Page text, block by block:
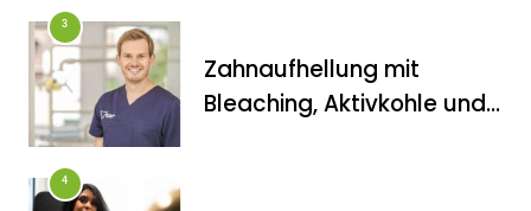
3
Zahnaufhellung mit
Bleaching, Aktivkohle und
4